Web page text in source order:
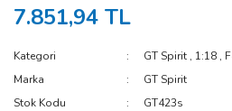
7.851,94 TL
Kategori GT Spirit , 1:18 ,
Marka
GT Spirit
Stok Kodu
GT423s